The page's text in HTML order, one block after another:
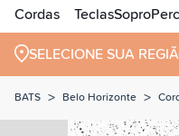
Cordas TeclasSopro
SELECIONE SUA
BATS > Belo Horizonte >